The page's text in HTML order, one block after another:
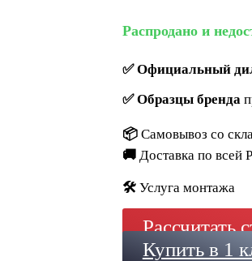
Распродано и
✅Официальный
✅Образцы бренда
📦 Самовывоз со
🚚 Доставка по всей
🛠️ Услуга монтажа
Рассчитать
Купить в 1